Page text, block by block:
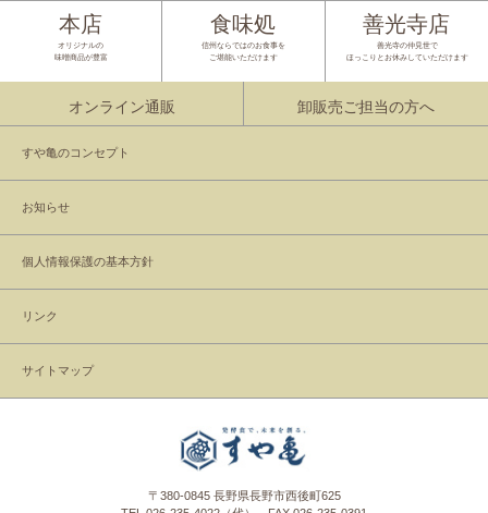
本店
オリジナルの
味噌商品が豊富
食味処
信州ならではのお食事を
ご堪能いただけます
善光寺店
善光寺の仲見世で
ほっこりとお休みしていただけます
オンライン通販 卸販売ご担当の方へ
すや亀のコンセプト
お知らせ
個人情報保護の基本方針
リンク
サイトマップ
〒380-0845 長野県長野市西後町625